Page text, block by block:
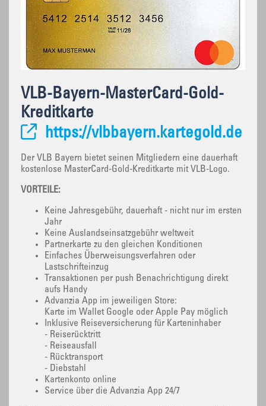
VLB-Bayern-MasterCard-Gold-
Kreditkarte
https://vlbbayern.kartegold.de
Der VLB Bayern bietet seinen Mitgliedern eine dauerhaft
kostenlose MasterCard-Gold-Kreditkarte mit VLB-Logo.
VORTEILE:
Keine Jahresgebühr, dauerhaft - nicht nur im ersten
Jahr
Keine Auslandseinsatzgebühr weltweit
Partnerkarte zu den gleichen Konditionen
Einfaches Überweisungsverfahren oder
Lastschrifteinzug
Transaktionen per push Benachrichtigung direkt
aufs Handy
Advanzia App im jeweiligen Store:
Karte im Wallet Google oder Apple Pay möglich
Inklusive Reiseversicherung für Karteninhaber
- Reiserücktritt
- Reiseausfall
- Rücktransport
- Diebstahl
Kartenkonto online
Service über die Advanzia App 24/7